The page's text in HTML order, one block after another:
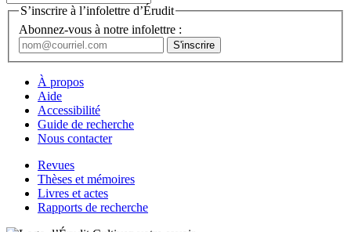
S’inscrire à l’infolettre d’Érudit
Abonnez-vous à notre infolettre :
À propos
Aide
Accessibilité
Guide de recherche
Nous contacter
Revues
Thèses et mémoires
Livres et actes
Rapports de recherche